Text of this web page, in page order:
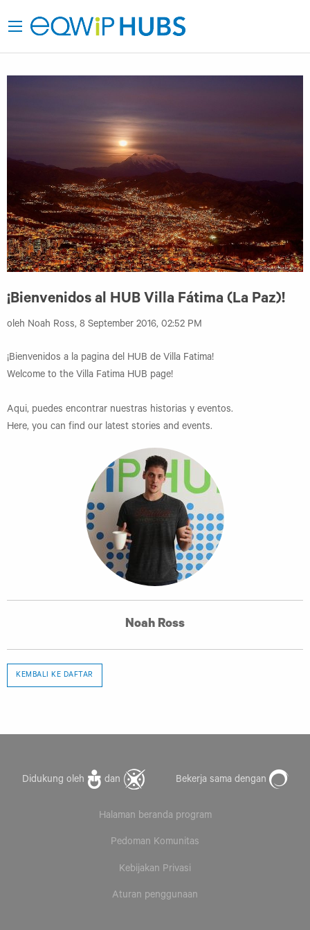
¡Bienvenidos al HUB Villa Fátima (La Paz)!
oleh Noah Ross, 8 September 2016, 02:52 PM
¡Bienvenidos a la pagina del HUB de Villa Fatima!
Welcome to the Villa Fatima HUB page!
Aqui, puedes encontrar nuestras historias y eventos.
Here, you can find our latest stories and events.
Noah Ross
KEMBALI KE DAFTAR
Didukung oleh dan Bekerja sama dengan
Halaman beranda program
Pedoman Komunitas
Kebijakan Privasi
Aturan penggunaan